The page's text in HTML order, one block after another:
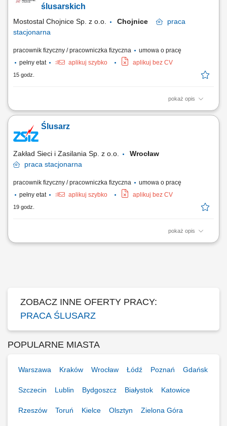
osłonowych i zabezpieczających na gotowe komponenty; Załadunek i
ślusarskich
Mostostal Chojnice Sp. z o.o. Chojnice
praca
stacjonarna
pracownik fizyczny / pracowniczka fizyczna
umowa o pracę
pełny etat
aplikuj szybko aplikuj bez CV
15 godz.
pokaż opis
Zakres obowiązków: naprawa uszkodzonych elementów maszyn,
parametrów technicznych, nadzór nad prawidłową pracą urządzeń i
utrzymaniem ciągłości produkcji, uruchamianie maszyn oraz
Ślusarz
Zakład Sieci i Zasilania Sp. z o.o.
Wrocław
praca stacjonarna
pracownik fizyczny / pracowniczka fizyczna
umowa o pracę
pełny etat
aplikuj szybko aplikuj bez CV
19 godz.
pokaż opis
Prace ślusarskie na warsztacie i budowie, Obsługiwanie specjalnych
ZOBACZ INNE OFERTY PRACY:
PRACA ŚLUSARZ
POPULARNE MIASTA
Warszawa Kraków Wrocław Łódź Poznań Gdańsk
Szczecin Lublin Bydgoszcz Białystok Katowice
Rzeszów Toruń Kielce Olsztyn Zielona Góra